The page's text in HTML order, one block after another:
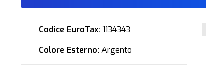
Codice EuroTax: 1134343
Colore Esterno: Argento